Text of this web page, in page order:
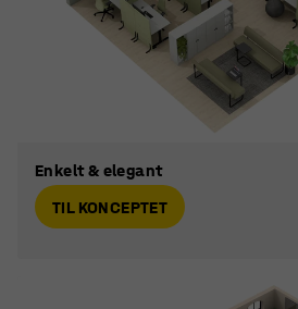
Enkelt & elegant
TIL KONCEPTET